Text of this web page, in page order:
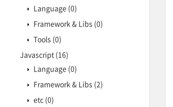
Language (0)
Framework & Libs (0)
Tools (0)
Javascript (16)
Language (0)
Framework & Libs (2)
etc (0)